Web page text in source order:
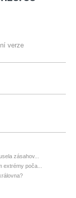
verze
zásahov...
extrémy poča...